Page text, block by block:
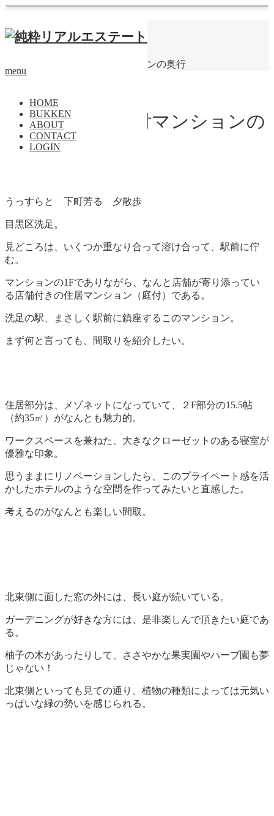
menu
HOME
BUKKEN
ABOUT
CONTACT
LOGIN
物件
【成約済】店舗付マンションの奥行
【成約済】店舗付マンションの
奥行
うっすらと 下町芳る 夕散歩
目黒区洗足。
見どころは、いくつか重なり合って溶け合って、駅前に佇
む。
マンションの1Fでありながら、なんと店舗が寄り添ってい
る店舗付きの住居マンション（庭付）である。
洗足の駅、まさしく駅前に鎮座するこのマンション。
まず何と言っても、間取りを紹介したい。
住居部分は、メゾネットになっていて、２F部分の15.5帖
（約35㎡）がなんとも魅力的。
ワークスペースを兼ねた、大きなクローゼットのある寝室が
優雅な印象。
思うままにリノベーションしたら、このプライベート感を活
かしたホテルのような空間を作ってみたいと直感した。
考えるのがなんとも楽しい間取。
北東側に面した窓の外には、長い庭が続いている。
ガーデニングが好きな方には、是非楽しんで頂きたい庭であ
る。
柚子の木があったりして、ささやかな果実園やハーブ園も夢
じゃない！
北東側といっても見ての通り、植物の種類によっては元気い
っぱいな緑の勢いを感じられる。